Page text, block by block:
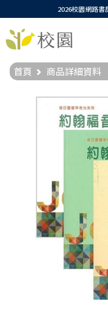
2026校園網路
首頁 商品詳細資料